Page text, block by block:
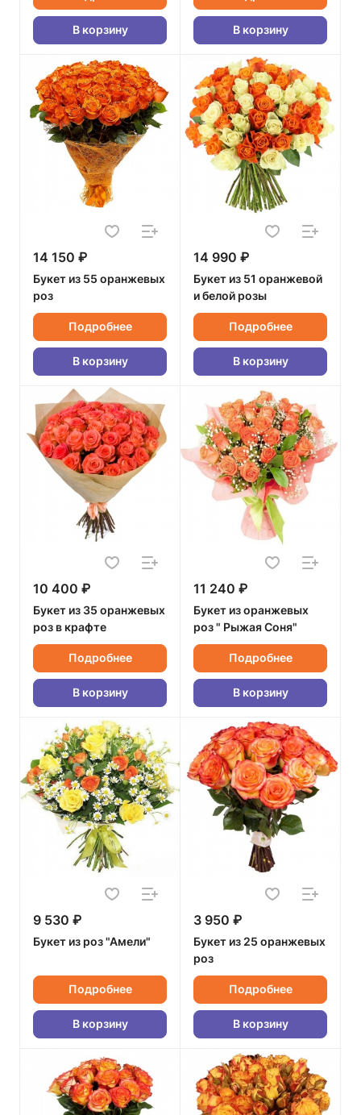
В корзину В корзину
14 150 ₽
Букет из 55 оранжевых
роз
Подробнее
В корзину
14 990 ₽
Букет из 51 оранжевой
и белой розы
Подробнее
В корзину
10 400 ₽
Букет из 35 оранжевых
роз в крафте
Подробнее
В корзину
11 240 ₽
Букет из оранжевых
роз " Рыжая Соня"
Подробнее
В корзину
9 530 ₽
Букет из роз "Амели"
Подробнее
В корзину
3 950 ₽
Букет из 25 оранжевых
роз
Подробнее
В корзину